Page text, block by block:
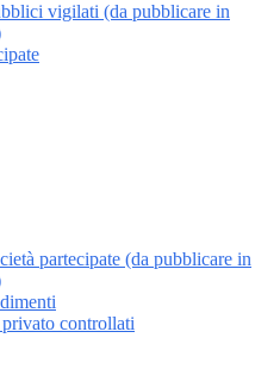
vigilati (da pubblicare in
partecipate (da pubblicare in
controllati